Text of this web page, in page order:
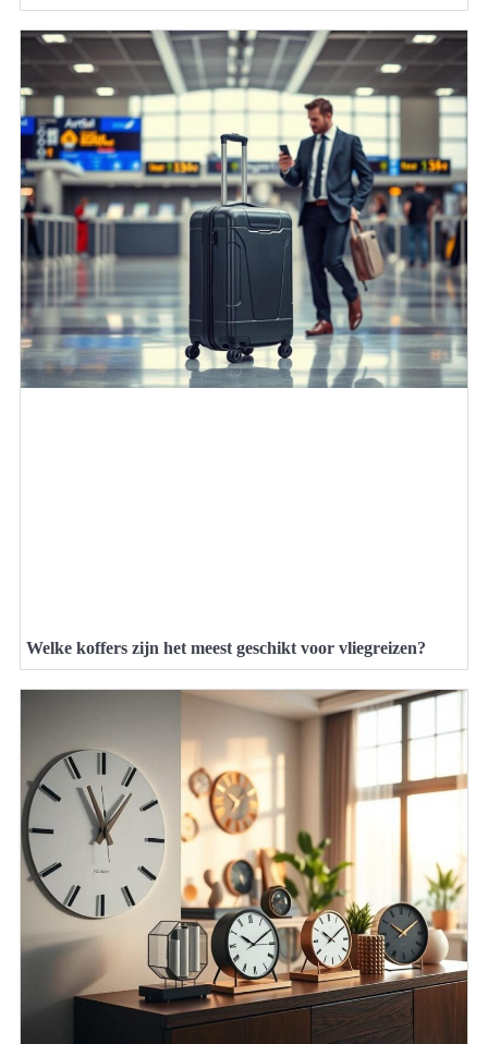
Welke koffers zijn het meest geschikt voor vliegreizen?